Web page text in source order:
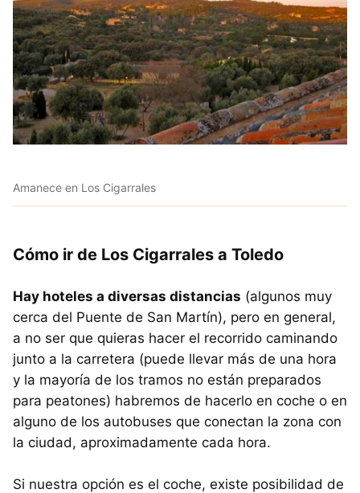
Amanece en Los Cigarrales
Cómo ir de Los Cigarrales a Toledo
Hay hoteles a diversas distancias (algunos muy
cerca del Puente de San Martín), pero en general,
a no ser que quieras hacer el recorrido caminando
junto a la carretera (puede llevar más de una hora
y la mayoría de los tramos no están preparados
para peatones) habremos de hacerlo en coche o en
alguno de los autobuses que conectan la zona con
la ciudad, aproximadamente cada hora.
Si nuestra opción es el coche, existe posibilidad de